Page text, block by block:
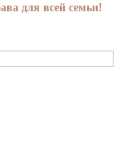
для всей семьи!